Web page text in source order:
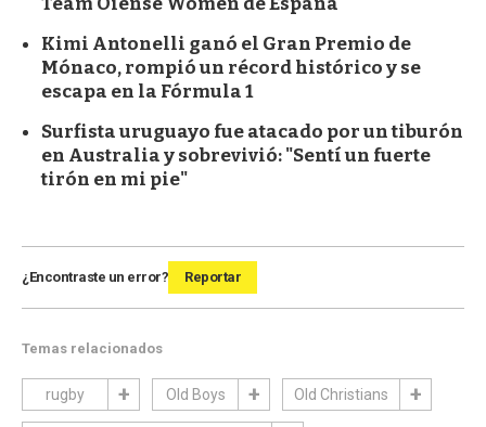
Kimi Antonelli ganó el Gran Premio de
Mónaco, rompió un récord histórico y se
escapa en la Fórmula 1
Surfista uruguayo fue atacado por un tiburón
en Australia y sobrevivió: "Sentí un fuerte
tirón en mi pie"
¿Encontraste un error? Reportar
Temas relacionados
rugby Old Boys Old Christians